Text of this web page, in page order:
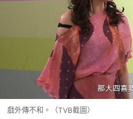
戲外傳不和。（TVB截圖）